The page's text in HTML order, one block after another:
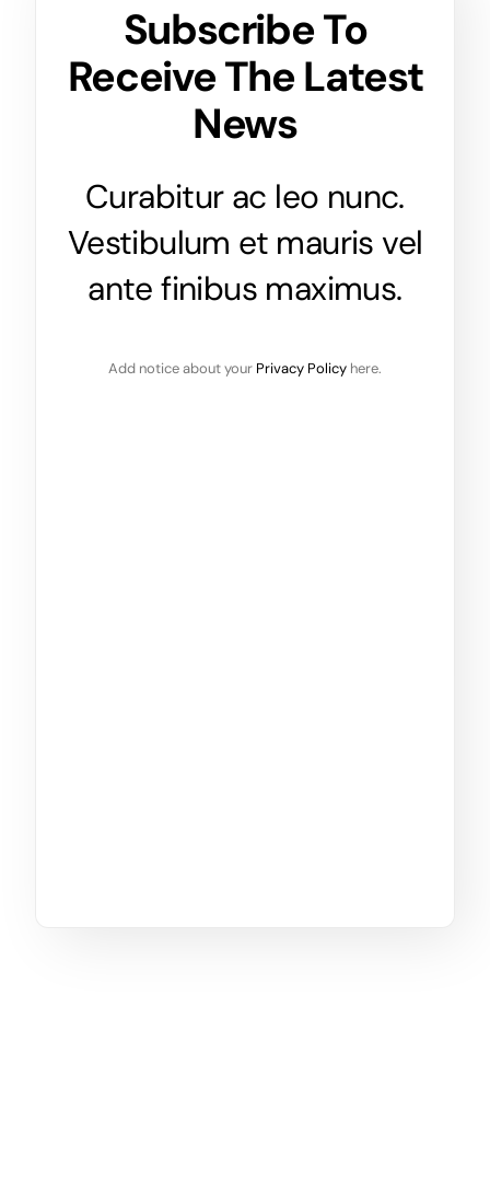
Subscribe To
Receive The Latest
News
Curabitur ac leo nunc.
Vestibulum et mauris vel
ante finibus maximus.
Add notice about your Privacy Policy here.